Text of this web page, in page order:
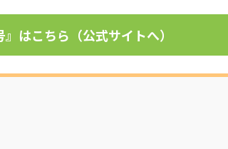
はこちら（公式サイトへ）